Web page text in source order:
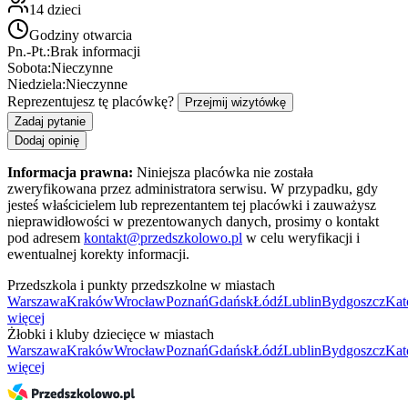
14 dzieci
Godziny otwarcia
Pn.-Pt.:Brak informacji
Sobota:Nieczynne
Niedziela:Nieczynne
Reprezentujesz tę placówkę?
Przejmij wizytówkę
Zadaj pytanie
Dodaj opinię
Informacja prawna: Niniejsza placówka nie została
zweryfikowana przez administratora serwisu. W przypadku, gdy
jesteś właścicielem lub reprezentantem tej placówki i zauważysz
nieprawidłowości w prezentowanych danych, prosimy o kontakt
pod adresem kontakt@przedszkolowo.pl w celu weryfikacji i
ewentualnej korekty informacji.
Przedszkola i punkty przedszkolne w miastach
WarszawaKrakówWrocławPoznańGdańskŁódźLublinBydgoszcz
więcej
Żłobki i kluby dziecięce w miastach
WarszawaKrakówWrocławPoznańGdańskŁódźLublinBydgoszcz
więcej